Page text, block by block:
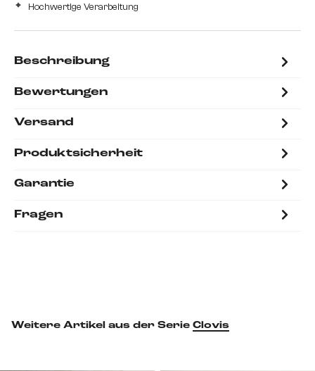
Hochwertige Verarbeitung
Beschreibung
Bewertungen
Versand
Produktsicherheit
Garantie
Fragen
Weitere Artikel aus der Serie Clovis